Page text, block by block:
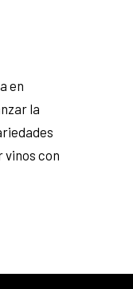
en
la
vinos con